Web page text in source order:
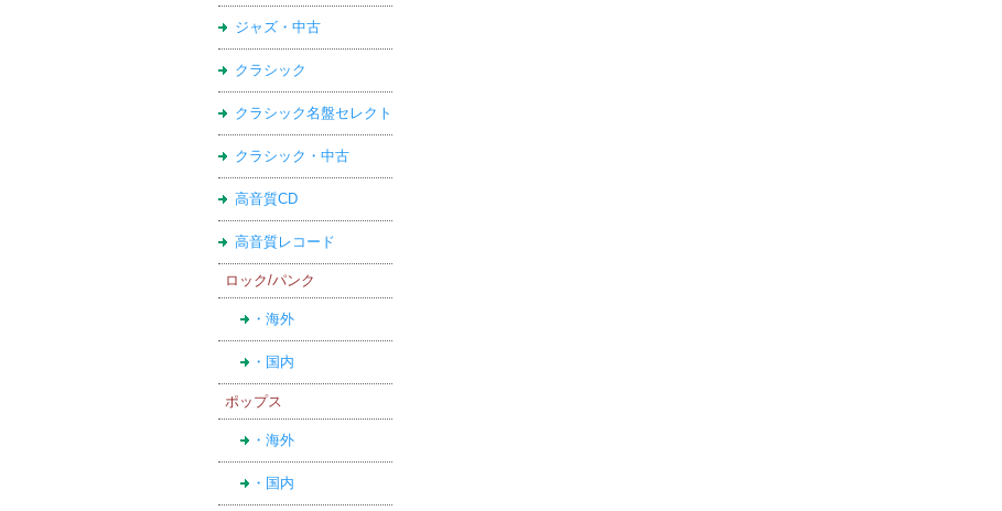
ジャズ・中古
クラシック
クラシック名盤セレクト
クラシック・中古
高音質CD
高音質レコード
ロック/パンク
・海外
・国内
ポップス
・海外
・国内